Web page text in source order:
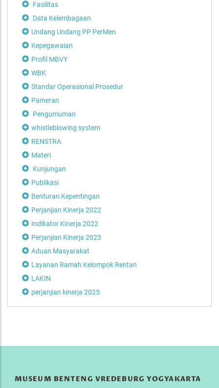
Fasilitas
Data Kelembagaan
Undang Undang PP PerMen
Kepegawaian
Profil MBVY
WBK
Standar Operasional Prosedur
Pameran
Pengumuman
whistleblowing system
RENSTRA
Materi
Kunjungan
Publikasi
Benturan Kepentingan
Perjanjian Kinerja 2022
Indikator Kinerja 2022
Perjanjian Kinerja 2023
Aduan Masyarakat
Layanan Ramah Kelompok Rentan
LAKIN
perjanjian kinerja 2025
MUSEUM BENTENG VREDEBURG YOGYAKARTA